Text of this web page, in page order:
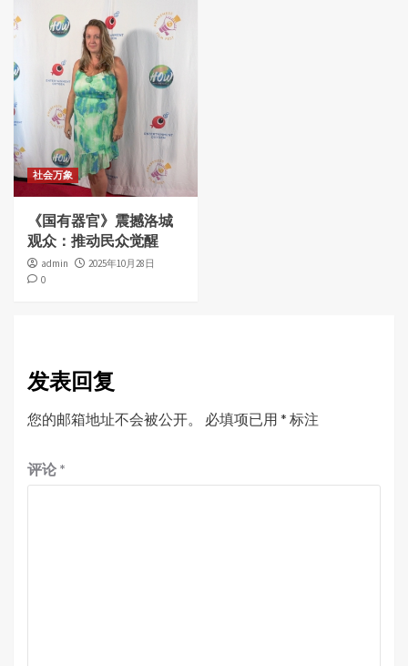
社会万象
《国有器官》震撼洛城
观众：推动民众觉醒
admin
2025年10月28日
0
发表回复
您的邮箱地址不会被公开。 必填项已用 * 标注
评论 *